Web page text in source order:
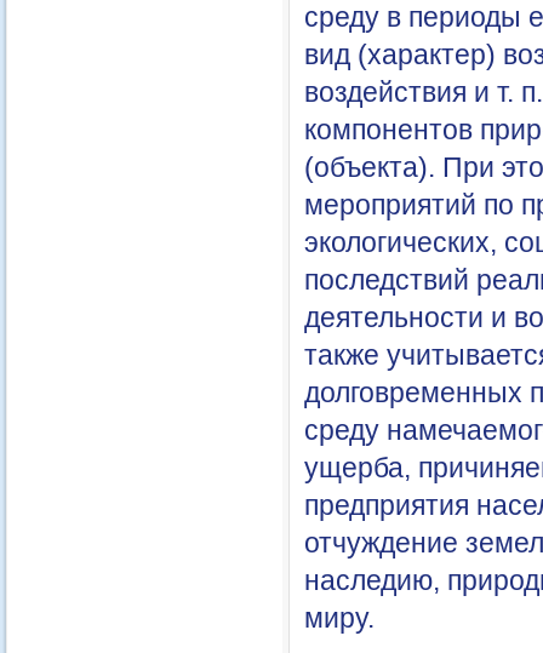
среду в периоды
вид (характер)
воздействия и т.
компонентов
(объекта). При
мероприятий по
экологических,
последствий
деятельности и
также
долговременных
среду
ущерба,
предприятия
отчуждение
наследию,
миру.